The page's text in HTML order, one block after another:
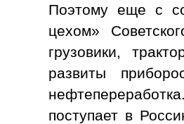
Поэтому еще с
цехом»
грузовики,
развиты
поступает в